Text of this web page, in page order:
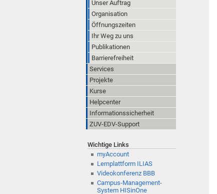
Unser Auftrag
Organisation
Öffnungszeiten
Ihr Weg zu uns
Publikationen
Barrierefreiheit
Services
Projekte
Kurse
Helpcenter
Informationssicherheit
ZUV-EDV-Support
Wichtige Links
myAccount
Lernplattform ILIAS
Videokonferenz BBB
Campus-Management-
System HISinOne